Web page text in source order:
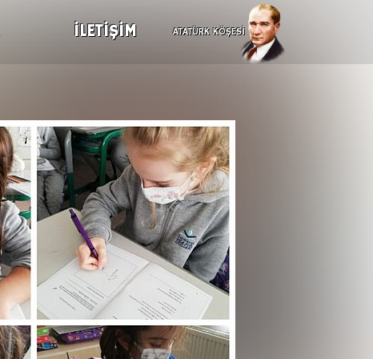
İLETİŞİM ATATÜRK KÖŞESİ